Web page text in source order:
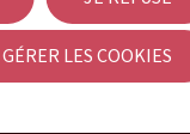
GÉRER LES COOKIES
Newsletter